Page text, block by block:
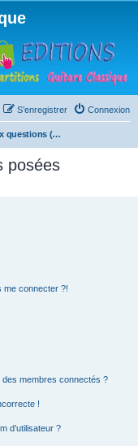
Connexion
S’enregistrer
Foire aux questions (Questions posées fréquemment)
posées
me connecter ?!
des membres connectés ?
!
d’utilisateur ?